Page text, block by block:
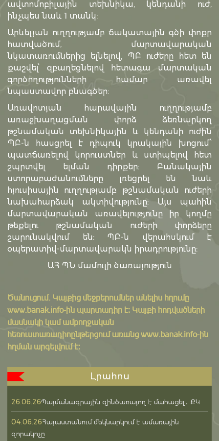
ավտոմոբիլային տեխնիկա, կենդանի ուժ,
ինչպես նաև 1 տանկ:
Արևելյան ուղղությամբ ճակատային գծի փոքր
հատվածում, մարտավարական
նկատառումներից ելնելով, ՊԲ ուժերը հետ են
քաշվել՝ զբաղեցնելով հետագա մարտական
գործողությունների համար առավել
նպաստավոր բնագծեր:
Առավոտյան հարավային ուղղությամբ
առաջխաղացման փորձ ձեռնարկող
թշնամական տեխնիկային և կենդանի ուժին
ՊԲ-ն հասցրել է դիպուկ կրակային խոցում՝
պատճառելով կորուստներ և ստիպելով հետ
շպրտվել ելման դիրքեր: Բանակային
ստորաբաժանումները լռեցրել են նաև
հյուսիսային ուղղությամբ թշնամական ուժերի
նախահարձակ ակտիվությունը: Այս պահին
մարտավարական առավելությունը իր կողմը
թեքելու թշնամական ուժերի փորձերը
շարունակվում են: ՊԲ-ն վերահսկում է
օպերատիվ-մարտավարակն իրադրությունը:
ԱՀ ՊՆ մամուլի ծառայություն
Ծանուցում․ Կայքից մեջբերումներ անելիս հղումը
www.banak.info-ին պարտադիր է: Կայքի հոդվածների
մասնակի կամ ամբողջական
հեռուստառադիոընթերցում առանց www.banak.info-ին
հղման արգելվում է:
Լրահոս
26.06.26Պայմանագրային զինծառայող է մահացել․ ՔԿ
04.06.26Հայաստանում մեկնարկում է ամառային
զորակոչը